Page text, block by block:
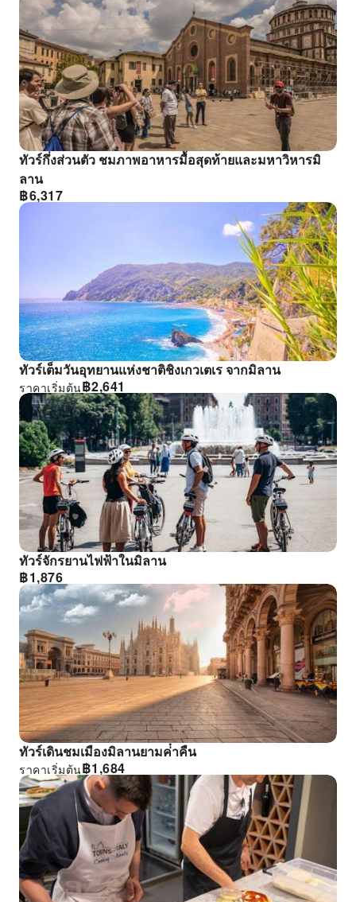
ทัวร์กึ่งส่วนตัว ชมภาพอาหารมื้อสุดท้ายและมหาวิหารมิ
ลาน
฿6,317
ทัวร์เต็มวันอุทยานแห่งชาติชิงเกวเตเร จากมิลาน
฿2,641
ราคาเริ่มต้น
ทัวร์จักรยานไฟฟ้าในมิลาน
฿1,876
ทัวร์เดินชมเมืองมิลานยามค่ําคืน
฿1,684
ราคาเริ่มต้น